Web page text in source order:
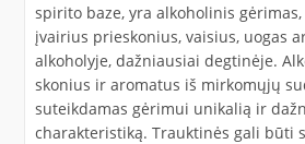
spirito baze, yra alkoholinis
įvairius prieskonius, vaisius, uogas
alkoholyje, dažniausiai degtinėje.
skonius ir aromatus iš mirkomųjų
suteikdamas gėrimui unikalią ir
charakteristiką. Trauktinės gali būti